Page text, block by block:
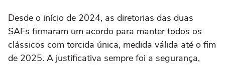
Desde o início de 2024, as diretorias das duas
SAFs firmaram um acordo para manter todos os
clássicos com torcida única, medida válida até o fim
de 2025. A justificativa sempre foi a segurança,